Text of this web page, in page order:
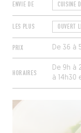
ENVIE DE CUISINE
LES PLUS OUVERT
PRIX De 36 à
HORAIRES
De 9h à
à 14h30
Fermé